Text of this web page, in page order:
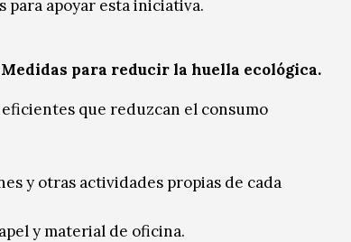
para apoyar esta iniciativa.
para reducir la huella ecológica.
que reduzcan el consumo
y otras actividades propias de cada
y material de oficina.